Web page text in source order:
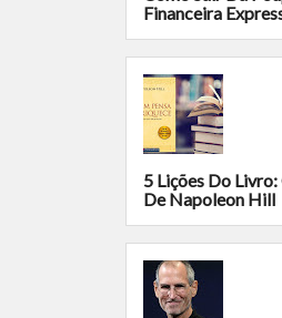
Financeira
5 Lições Do Livro:
De Napoleon Hill